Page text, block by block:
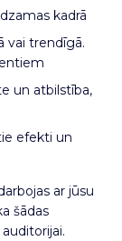
kadrā
vai trendīgā.
un atbilstība,
efekti un
ar jūsu
šādas